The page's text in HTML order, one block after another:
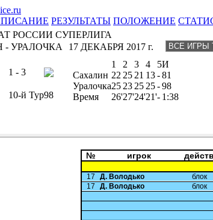
РЕЗУЛЬТАТЫ ПОЛОЖЕНИЕ
РОССИИ СУПЕРЛИГА
- УРАЛОЧКА
17 ДЕКАБРЯ 2017 г.
1 - 3
10-й Тур98
1 2 3 4 5И
Сахалин 22 25 21 13-81
Уралочка25 23 25 25-98
Время
26'27'24'21'- 1:38
№ игрок действ
17 Д. Володько блок
17
Д. Володько блок